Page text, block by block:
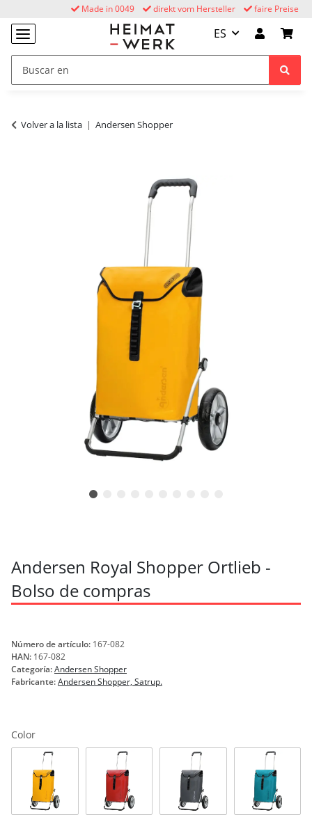
faire Preise
direkt vom Hersteller
Made in 0049
ES
Volver a la lista Andersen Shopper
Andersen Royal Shopper Ortlieb -
Bolso de compras
Número de artículo: 167-082
HAN: 167-082
Categoría:Andersen Shopper
Fabricante:Andersen Shopper, Satrup.
Color